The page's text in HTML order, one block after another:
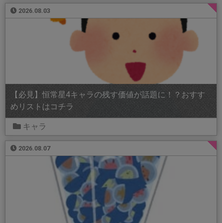
2026.08.03
【必見】恒常星4キャラの残す価値が話題に！？おすす
めリストはコチラ
キャラ
2026.08.07